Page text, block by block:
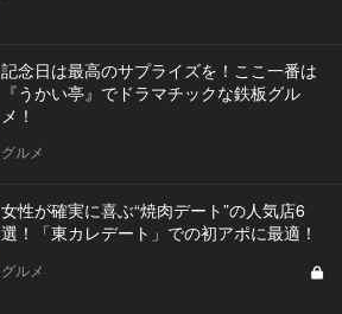
記念日は最高のサプライズを！ここ一番は
『うかい亭』でドラマチックな鉄板グル
メ！
グルメ
女性が確実に喜ぶ“焼肉デート”の人気店6
選！「東カレデート」での初アポに最適！
グルメ